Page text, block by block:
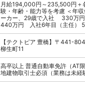
月給194,000円～235,500円
験・年齢・能力等を考慮 ＜年
ーカー、29歳で入社 330万
440万円 入社6年目（主任）
【テクトピア 豊橋】〒441-
柳生町11
高卒以上 普通自動車免許（
地建物取引士必須（業務は未経